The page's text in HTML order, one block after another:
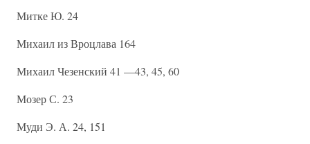
Митке Ю. 24
Михаил из Вроцлава 164
Михаил Чезенский 41 —43, 45, 60
Мозер С. 23
Муди Э. А. 24, 151